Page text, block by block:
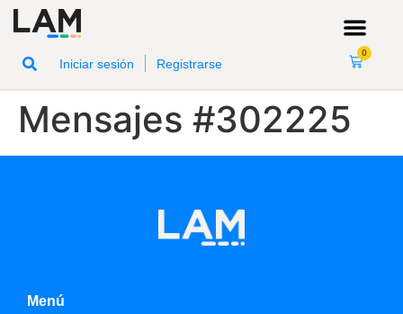
Iniciar sesión Registrarse
0
Mensajes #302225
Menú